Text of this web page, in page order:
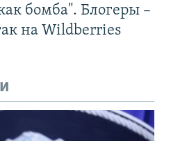
бомба". Блогеры –
на Wildberries